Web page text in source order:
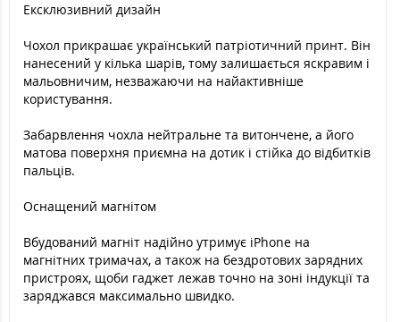
Ексклюзивний дизайн
Чохол прикрашає український патріотичний принт. Він
нанесений у кілька шарів, тому залишається яскравим і
мальовничим, незважаючи на найактивніше
користування.
Забарвлення чохла нейтральне та витончене, а його
матова поверхня приємна на дотик і стійка до відбитків
пальців.
Оснащений магнітом
Вбудований магніт надійно утримує iPhone на
магнітних тримачах, а також на бездротових зарядних
пристроях, щоби гаджет лежав точно на зоні індукції та
заряджався максимально швидко.